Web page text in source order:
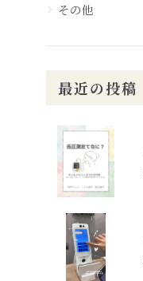
その他
最近の投稿